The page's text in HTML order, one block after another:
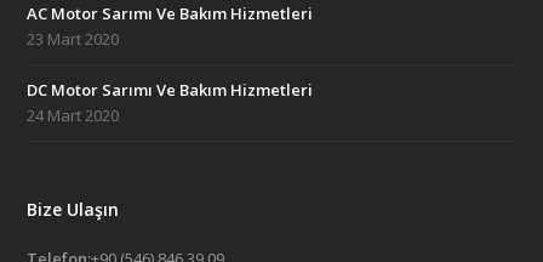
AC Motor Sarımı Ve Bakım Hizmetleri
23 Mart 2020
DC Motor Sarımı Ve Bakım Hizmetleri
24 Mart 2020
Bize Ulaşın